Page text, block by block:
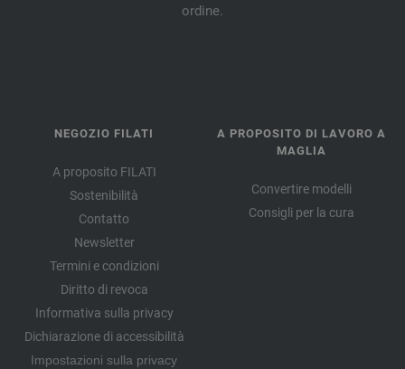
ordine.
NEGOZIO FILATI
A proposito FILATI
Sostenibilità
Contatto
Newsletter
Termini e condizioni
Diritto di revoca
Informativa sulla privacy
Dichiarazione di accessibilità
Impostazioni sulla privacy
A PROPOSITO DI LAVORO A
MAGLIA
Convertire modelli
Consigli per la cura